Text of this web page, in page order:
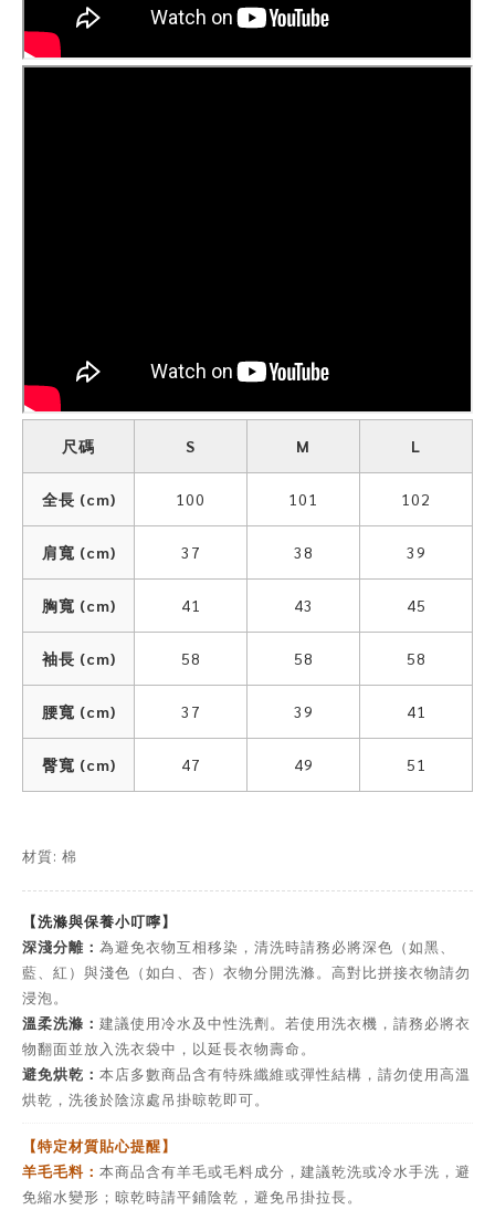
尺碼 S M L
全長 (cm) 100 101 102
肩寬 (cm) 37 38 39
胸寬 (cm) 41 43 45
袖長 (cm) 58 58 58
腰寬 (cm) 37 39 41
臀寬 (cm) 47 49 51
材質: 棉
【洗滌與保養小叮嚀】
深淺分離： 為避免衣物互相移染，清洗時請務必將深色（如黑、
藍、紅）與淺色（如白、杏）衣物分開洗滌。高對比拼接衣物請勿
浸泡。
溫柔洗滌： 建議使用冷水及中性洗劑。若使用洗衣機，請務必將衣
物翻面並放入洗衣袋中，以延長衣物壽命。
避免烘乾： 本店多數商品含有特殊纖維或彈性結構，請勿使用高溫
烘乾，洗後於陰涼處吊掛晾乾即可。
【特定材質貼心提醒】
羊毛毛料： 本商品含有羊毛或毛料成分，建議乾洗或冷水手洗，避
免縮水變形；晾乾時請平鋪陰乾，避免吊掛拉長。